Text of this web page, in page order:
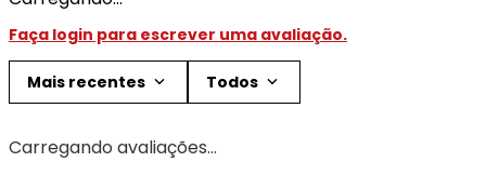
Faça login para escrever uma avaliação.
Mais recentes Todos
Carregando avaliações…